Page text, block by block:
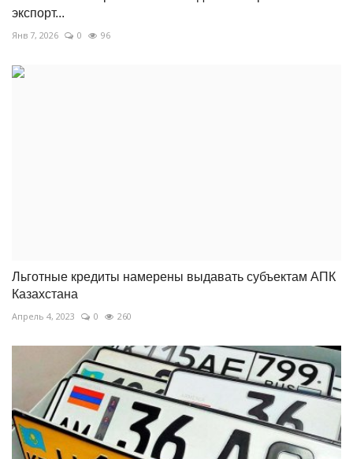
экспорт...
Янв 7, 2026 0 96
Льготные кредиты намерены выдавать субъектам АПК
Казахстана
Апрель 4, 2023 0 260